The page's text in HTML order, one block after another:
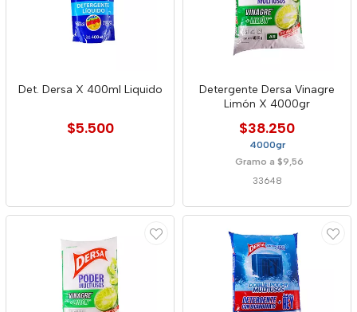
Det. Dersa X 400ml Liquido
$5.500
Detergente Dersa Vinagre
Limón X 4000gr
$38.250
4000gr
Gramo a $9,56
33648